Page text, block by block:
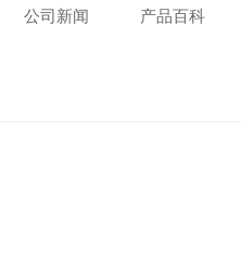
公司新闻 产品百科